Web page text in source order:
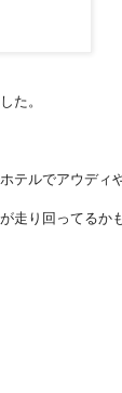
た。
テルでアウディ
走り回ってるか